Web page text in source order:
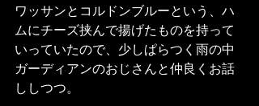
ワッサンとコルドンブルーという、ハ
ムにチーズ挟んで揚げたものを持って
いっていたので、少しぱらつく雨の中
ガーディアンのおじさんと仲良くお話
ししつつ。